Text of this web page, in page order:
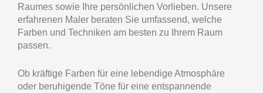
Raumes sowie Ihre persönlichen Vorlieben. Unsere
erfahrenen Maler beraten Sie umfassend, welche
Farben und Techniken am besten zu Ihrem Raum
passen.
Ob kräftige Farben für eine lebendige Atmosphäre
oder beruhigende Töne für eine entspannende